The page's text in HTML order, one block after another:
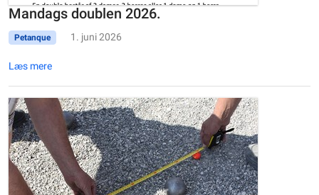
Mandags doublen 2026.
Petanque 1. juni 2026
Læs mere